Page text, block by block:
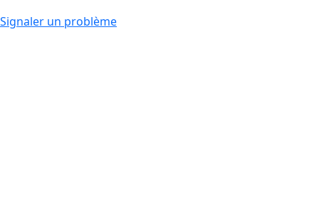
Signaler un problème